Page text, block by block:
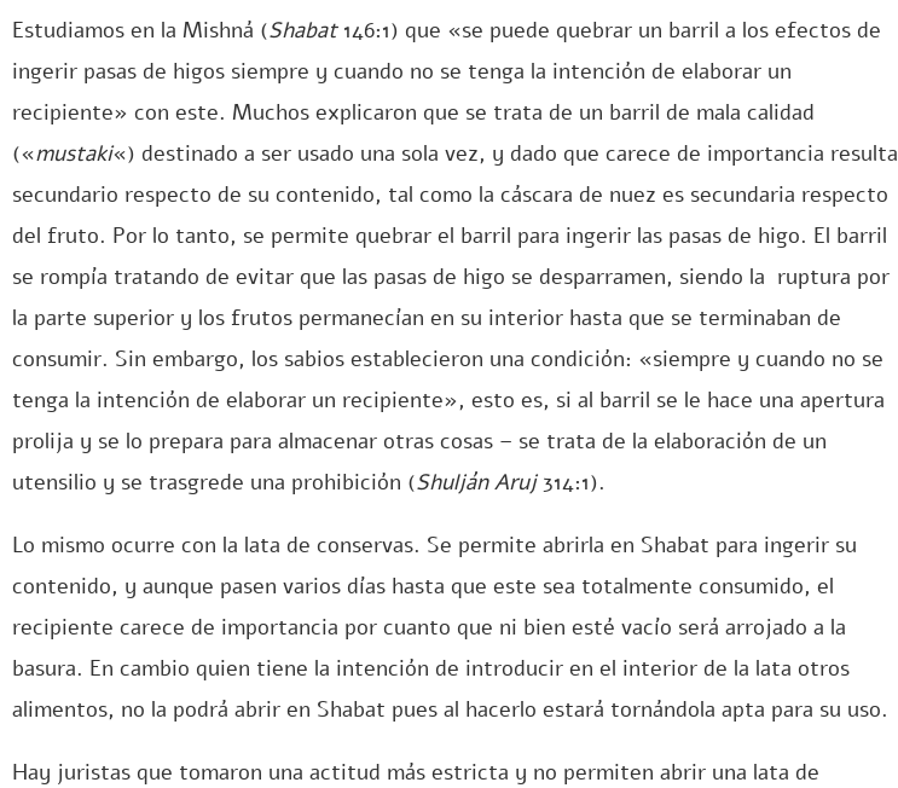
Estudiamos en la Mishná (Shabat146:1) que «se puede quebrar un barril a los efectos de
ingerir pasas de higos siempre y cuando no se tenga la intención de elaborar un
recipiente» con este. Muchos explicaron que se trata de un barril de mala calidad
(«mustaki«) destinado a ser usado una sola vez, y dado que carece de importancia resulta
secundario respecto de su contenido, tal como la cáscara de nuez es secundaria respecto
del fruto. Por lo tanto, se permite quebrar el barril para ingerir las pasas de higo. El barril
se rompía tratando de evitar que las pasas de higo se desparramen, siendo la ruptura por
la parte superior y los frutos permanecían en su interior hasta que se terminaban de
consumir. Sin embargo, los sabios establecieron una condición: «siempre y cuando no se
tenga la intención de elaborar un recipiente», esto es, si al barril se le hace una apertura
prolija y se lo prepara para almacenar otras cosas – se trata de la elaboración de un
utensilio y se trasgrede una prohibición (Shulján Aruj314:1).
Lo mismo ocurre con la lata de conservas. Se permite abrirla en Shabat para ingerir su
contenido, y aunque pasen varios días hasta que este sea totalmente consumido, el
recipiente carece de importancia por cuanto que ni bien esté vacío será arrojado a la
basura. En cambio quien tiene la intención de introducir en el interior de la lata otros
alimentos, no la podrá abrir en Shabat pues al hacerlo estará tornándola apta para su uso.
Hay juristas que tomaron una actitud más estricta y no permiten abrir una lata de